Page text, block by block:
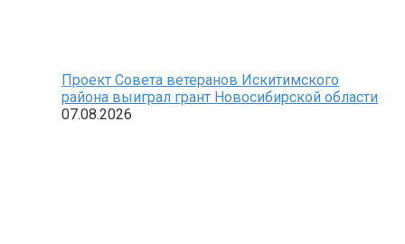
Проект Совета ветеранов Искитимского
района выиграл грант Новосибирской области
07.08.2026